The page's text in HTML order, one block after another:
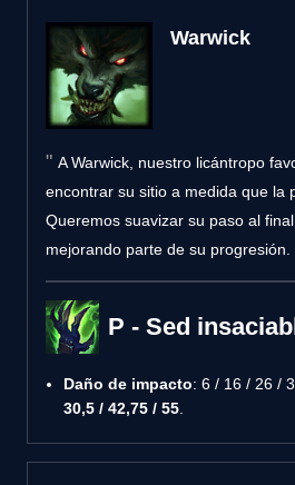
Warwick
A Warwick, nuestro licántropo
encontrar su sitio a medida que la
Queremos suavizar su paso al
mejorando parte de su progresión.
P - Sed
Daño de impacto: 6 / 16 / 26 /
30,5 / 42,75 / 55